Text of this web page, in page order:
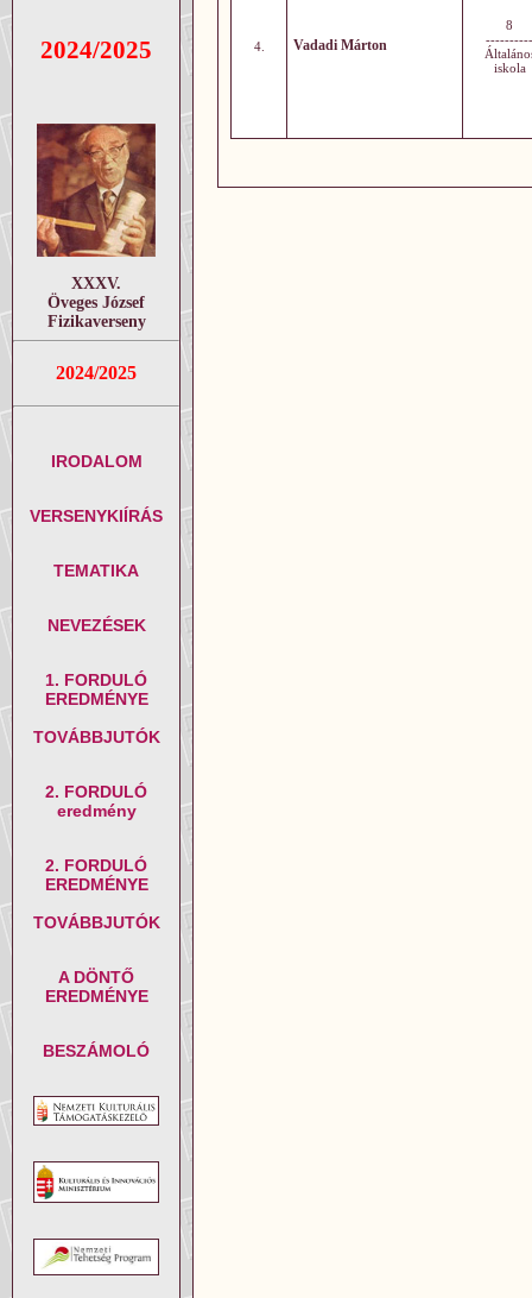
2024/2025
XXXV.
Öveges József
Fizikaverseny
2024/2025
IRODALOM
VERSENYKIÍRÁS
TEMATIKA
NEVEZÉSEK
1. FORDULÓ
EREDMÉNYE
TOVÁBBJUTÓK
2. FORDULÓ
eredmény
2. FORDULÓ
EREDMÉNYE
TOVÁBBJUTÓK
A DÖNTŐ
EREDMÉNYE
BESZÁMOLÓ
4. Vadadi Márton
8
----------
iskola